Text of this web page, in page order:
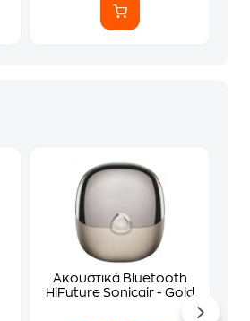
Ακουστικά Bluetooth
HiFuture Sonicair - Gold